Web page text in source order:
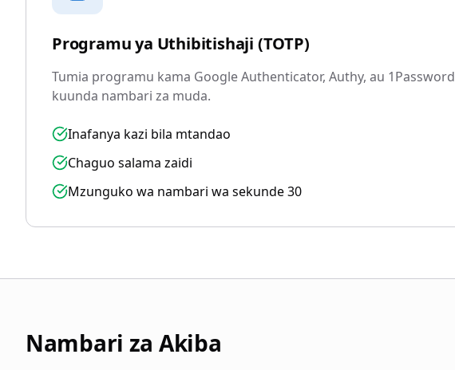
Programu ya Uthibitishaji (TOTP)
Tumia programu kama Google Authenticator, Authy, au 1Password
kuunda nambari za muda.
Inafanya kazi bila mtandao
Chaguo salama zaidi
Mzunguko wa nambari wa sekunde 30
Nambari za Akiba